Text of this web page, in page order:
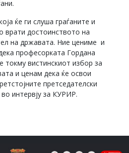
ќе ги слуша граѓаните и
врати достоинството на
на државата. Ние цениме и
професорката Гордана
токму вистинскиот избор за
и ценам дека ќе освои
претседателски
интервју за КУРИР.